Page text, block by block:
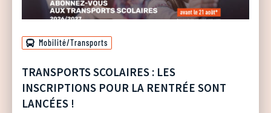
Mobilité/Transports
TRANSPORTS SCOLAIRES : LES
INSCRIPTIONS POUR LA RENTRÉE SONT
LANCÉES !